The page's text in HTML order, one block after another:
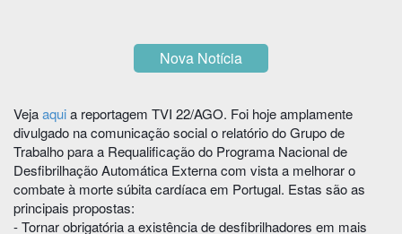
Nova Notícia
Vejaaquia reportagem TVI 22/AGO. Foi hoje amplamente
divulgado na comunicação social o relatório do Grupo de
Trabalho para a Requalificação do Programa Nacional de
Desfibrilhação Automática Externa com vista a melhorar o
combate à morte súbita cardíaca em Portugal. Estas são as
principais propostas:
- Tornar obrigatória a existência de desfibrilhadores em mais